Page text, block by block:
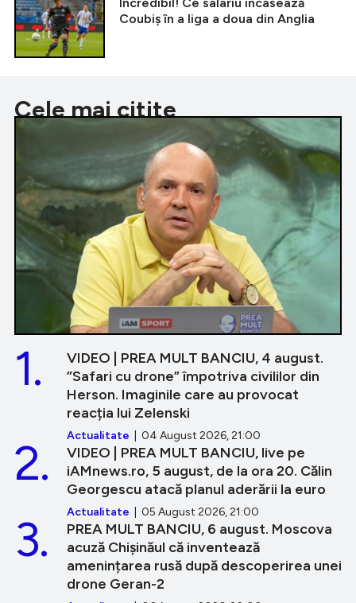
Coubiș în a liga a doua din Anglia
Cele mai citite
VIDEO | PREA MULT BANCIU, 4 august.
”Safari cu drone” împotriva civililor din
Herson. Imaginile care au provocat
reacția lui Zelenski
Actualitate | 04 August 2026, 21:00
1.
VIDEO | PREA MULT BANCIU, live pe
iAMnews.ro, 5 august, de la ora 20. Călin
Georgescu atacă planul aderării la euro
Actualitate | 05 August 2026, 21:00
2.
PREA MULT BANCIU, 6 august. Moscova
acuză Chișinăul că inventează
amenințarea rusă după descoperirea unei
drone Geran-2
3.